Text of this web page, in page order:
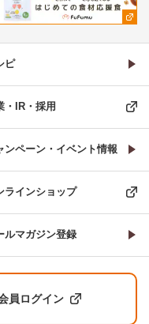
ピ
・IR・採用
ンペーン・イベント情報
ラインショップ
ルマガジン登録
員ログイン